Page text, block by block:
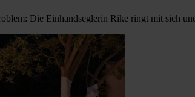
Die Einhandseglerin Rike ringt mit sich